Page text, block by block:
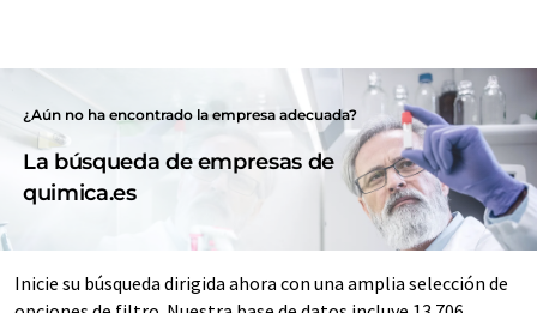
¿Aún no ha encontrado la empresa adecuada?
La búsqueda de empresas de
quimica.es
Inicie su búsqueda dirigida ahora con una amplia selección de